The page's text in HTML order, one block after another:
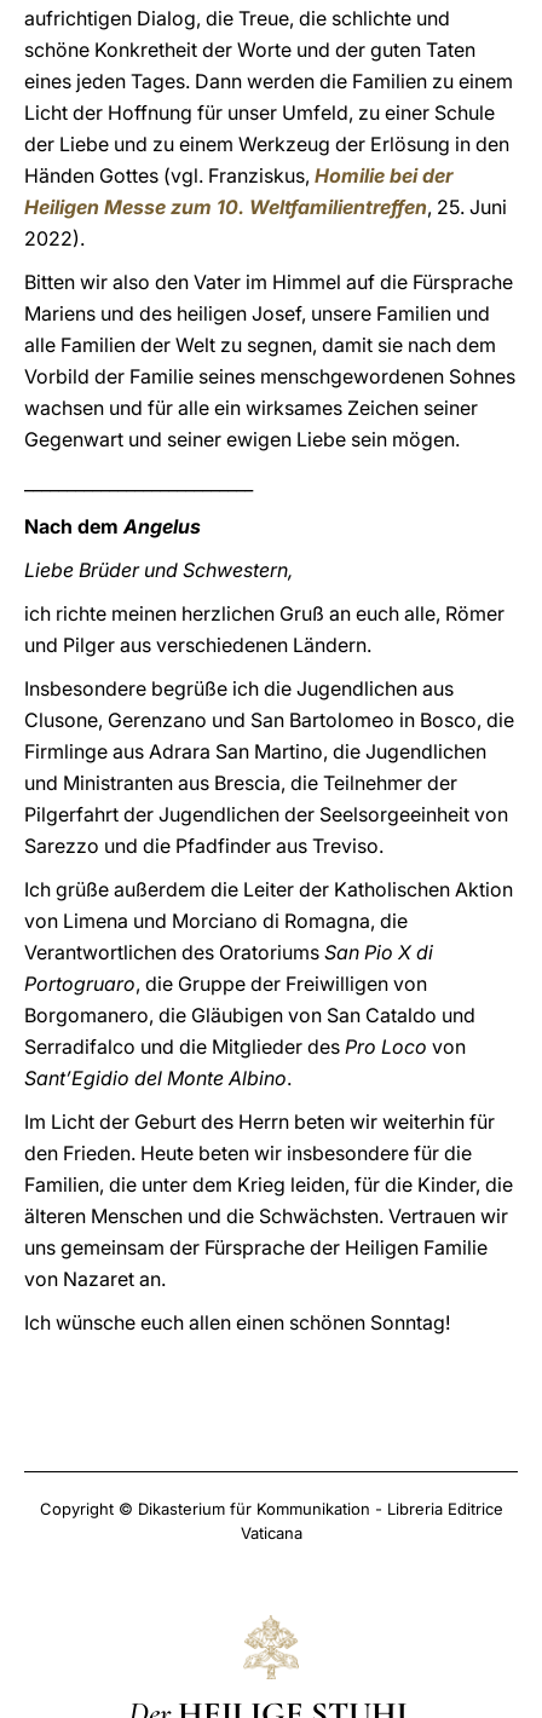
aufrichtigen Dialog, die Treue, die schlichte und
schöne Konkretheit der Worte und der guten Taten
eines jeden Tages. Dann werden die Familien zu einem
Licht der Hoffnung für unser Umfeld, zu einer Schule
der Liebe und zu einem Werkzeug der Erlösung in den
Händen Gottes (vgl. Franziskus, Homilie bei der
Heiligen Messe zum 10. Weltfamilientreffen, 25. Juni
2022).
Bitten wir also den Vater im Himmel auf die Fürsprache
Mariens und des heiligen Josef, unsere Familien und
alle Familien der Welt zu segnen, damit sie nach dem
Vorbild der Familie seines menschgewordenen Sohnes
wachsen und für alle ein wirksames Zeichen seiner
Gegenwart und seiner ewigen Liebe sein mögen.
Nach demAngelus
Liebe Brüder und Schwestern,
ich richte meinen herzlichen Gruß an euch alle, Römer
und Pilger aus verschiedenen Ländern.
Insbesondere begrüße ich die Jugendlichen aus
Clusone, Gerenzano und San Bartolomeo in Bosco, die
Firmlinge aus Adrara San Martino, die Jugendlichen
und Ministranten aus Brescia, die Teilnehmer der
Pilgerfahrt der Jugendlichen der Seelsorgeeinheit von
Sarezzo und die Pfadfinder aus Treviso.
Ich grüße außerdem die Leiter der Katholischen Aktion
von Limena und Morciano di Romagna, die
Verantwortlichen des Oratoriums San Pio X di
Portogruaro, die Gruppe der Freiwilligen von
Borgomanero, die Gläubigen von San Cataldo und
Serradifalco und die Mitglieder des Pro Loco von
Sant’Egidio del Monte Albino.
Im Licht der Geburt des Herrn beten wir weiterhin für
den Frieden. Heute beten wir insbesondere für die
Familien, die unter dem Krieg leiden, für die Kinder, die
älteren Menschen und die Schwächsten. Vertrauen wir
uns gemeinsam der Fürsprache der Heiligen Familie
von Nazaret an.
Ich wünsche euch allen einen schönen Sonntag!
Copyright © Dikasterium für Kommunikation - Libreria Editrice
Vaticana